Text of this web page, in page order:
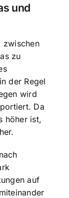
und
zwischen
zu
der Regel
wird
Da
höher ist,
auf